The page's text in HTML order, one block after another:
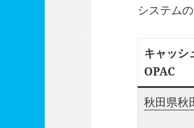
システム
キャッシ
OPAC
秋田県秋